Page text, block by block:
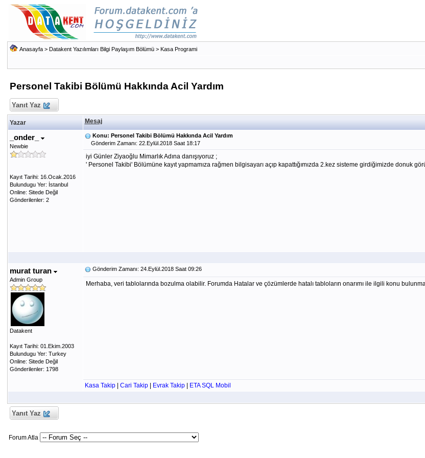
Anasayfa> Datakent Yazılımları Bilgi Paylaşım Bölümü> Kasa Programi
Personel Takibi Bölümü Hakkında Acil Yardım
Yanıt Yaz
Yazar Mesaj
_onder_
Newbie
Kayıt Tarihi: 16.Ocak.2016
Bulundugu Yer: İstanbul
Online: Sitede Değil
Gönderilenler: 2
Konu: Personel Takibi Bölümü Hakkında Acil Yardım
Gönderim Zamanı: 22.Eylül.2018 Saat 18:17
iyi Günler Ziyaoğlu Mimarlık Adına danışıyoruz ;
' Personel Takibi' Bölümüne kayıt yapmamıza rağmen bilgisayarı açıp kapattığımızda 2.kez sisteme girdiğimizde donuk
murat turan
Admin Group
Datakent
Kayıt Tarihi: 01.Ekim.2003
Bulundugu Yer: Turkey
Online: Sitede Değil
Gönderilenler: 1798
Gönderim Zamanı: 24.Eylül.2018 Saat 09:26
Merhaba, veri tablolarında bozulma olabilir. Forumda Hatalar ve çözümlerde hatalı tabloların onarımı ile ilgili konu
Kasa Takip| Cari Takip| Evrak Takip| ETA SQL Mobil
Yanıt Yaz
Forum Atla